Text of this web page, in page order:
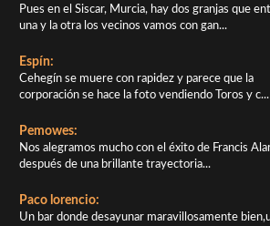
Pues en el Siscar, Murcia, hay dos granjas que
una y la otra los vecinos vamos con gan...
Espín:
Cehegín se muere con rapidez y parece que la
corporación se hace la foto vendiendo Toros y c...
Pemowes:
Nos alegramos mucho con el éxito de Francis
después de una brillante trayectoria...
Paco lorencio:
Un bar donde desayunar maravillosamente